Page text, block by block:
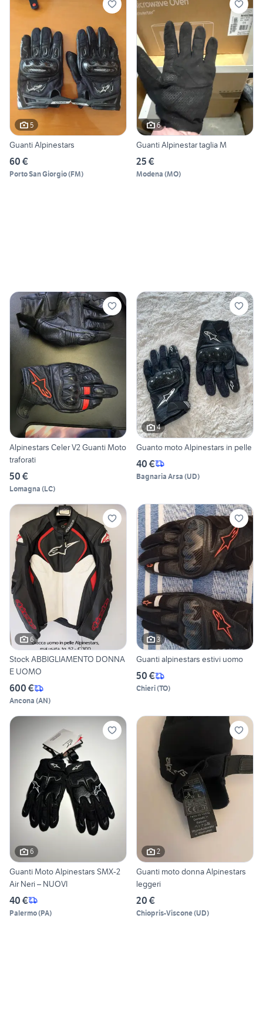
5
Guanti Alpinestars
60 €
Porto San Giorgio(FM)
6
Guanti Alpinestar taglia M
25 €
Modena (MO)
Alpinestars Celer V2 Guanti Moto
traforati
50 €
Lomagna (LC)
4
Guanto moto Alpinestars in pelle
40 €
Bagnaria Arsa (UD)
6
Stock ABBIGLIAMENTO DONNA
E UOMO
600 €
Ancona (AN)
3
Guanti alpinestars estivi uomo
50 €
Chieri(TO)
6
Guanti Moto Alpinestars SMX-2
Air Neri – NUOVI
40 €
Palermo(PA)
2
Guanti moto donna Alpinestars
leggeri
20 €
Chiopris-Viscone(UD)